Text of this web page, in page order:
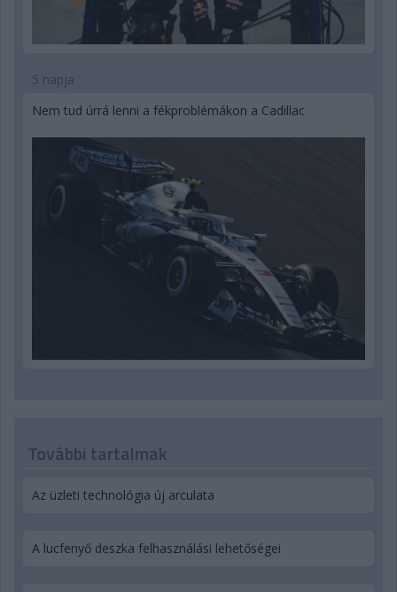
5 napja
Nem tud úrrá lenni a fékproblémákon a Cadillac
További tartalmak
Az üzleti technológia új arculata
A lucfenyő deszka felhasználási lehetőségei